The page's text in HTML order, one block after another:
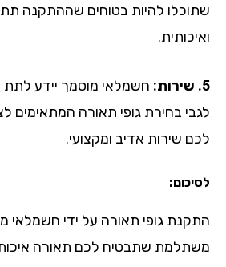
להיות בטוחים שההתקנה תתבצע
חשמלאי מוסמך יידע לתת לכם
בחירת גופי תאורה המתאימים
שירות אדיב ומקצועי.
גופי תאורה על ידי חשמלאי
שתבטיח לכם תאורה איכותית